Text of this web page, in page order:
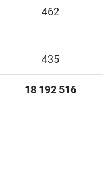
462
435
18 192 516